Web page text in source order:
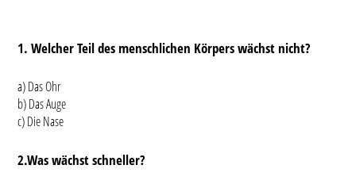
1. Welcher Teil des menschlichen Körpers wächst nicht?
a) Das Ohr
b) Das Auge
c) Die Nase
2.Was wächst schneller?